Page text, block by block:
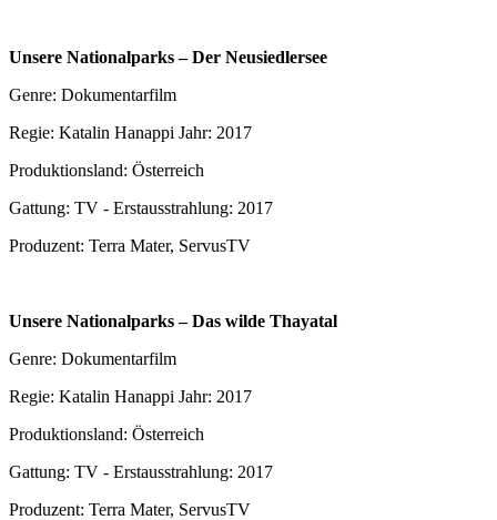
Unsere Nationalparks – Der Neusiedlersee
Genre: Dokumentarfilm
Regie: Katalin Hanappi Jahr: 2017
Produktionsland: Österreich
Gattung: TV - Erstausstrahlung: 2017
Produzent: Terra Mater, ServusTV
Unsere Nationalparks – Das wilde Thayatal
Genre: Dokumentarfilm
Regie: Katalin Hanappi Jahr: 2017
Produktionsland: Österreich
Gattung: TV - Erstausstrahlung: 2017
Produzent: Terra Mater, ServusTV